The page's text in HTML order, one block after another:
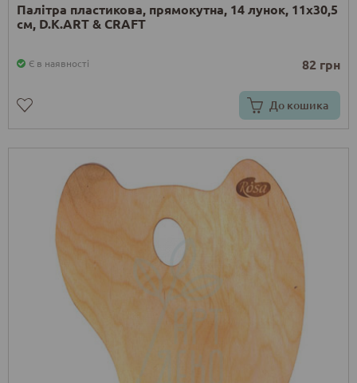
Палітра пластикова, прямокутна, 14 лунок, 11х30,5
см, D.K.ART & CRAFT
Є в наявності 82 грн
До кошика